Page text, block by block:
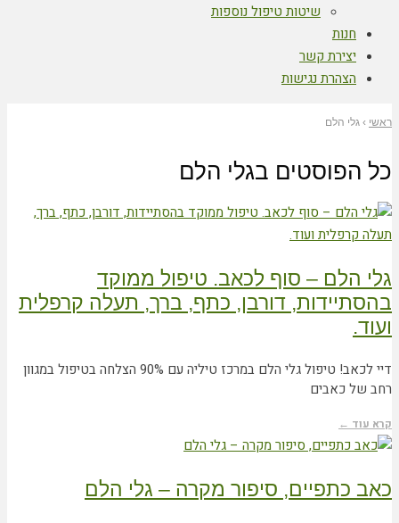
שיטות טיפול נוספות
חנות
יצירת קשר
הצהרת נגישות
ראשי › גלי הלם
כל הפוסטים בגלי הלם
גלי הלם – סוף לכאב. טיפול ממוקד
בהסתיידות, דורבן, כתף, ברך, תעלה קרפלית
ועוד.
דיי לכאב! טיפול גלי הלם במרכז טיליה עם 90% הצלחה בטיפול במגוון
רחב של כאבים
קרא עוד ←
כאב כתפיים, סיפור מקרה – גלי הלם